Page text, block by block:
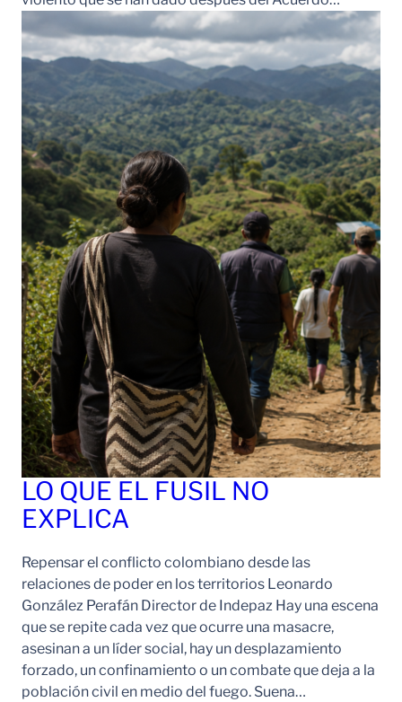
LO QUE EL FUSIL NO
EXPLICA
Repensar el conflicto colombiano desde las
relaciones de poder en los territorios Leonardo
González Perafán Director de Indepaz Hay una escena
que se repite cada vez que ocurre una masacre,
asesinan a un líder social, hay un desplazamiento
forzado, un confinamiento o un combate que deja a la
población civil en medio del fuego. Suena…